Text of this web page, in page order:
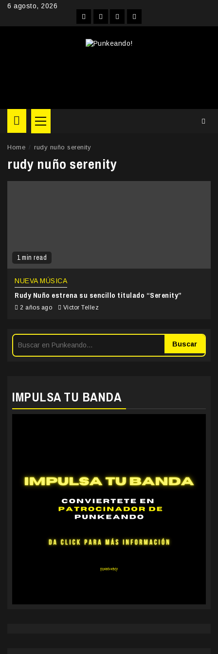
Skip6 agosto, 2026
FacebookInstagram
YouTubeTwitter
Primary
Menu
Home rudy nuño serenity
rudy nuño serenity
1 min read
NUEVA MÚSICA
Rudy Nuño estrena su sencillo titulado “Serenity”
2 años ago Victor Tellez
Buscar
IMPULSA TU BANDA